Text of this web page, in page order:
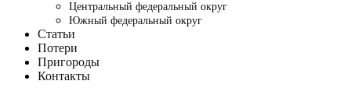
Центральный федеральный округ
Южный федеральный округ
Статьи
Потери
Пригороды
Контакты